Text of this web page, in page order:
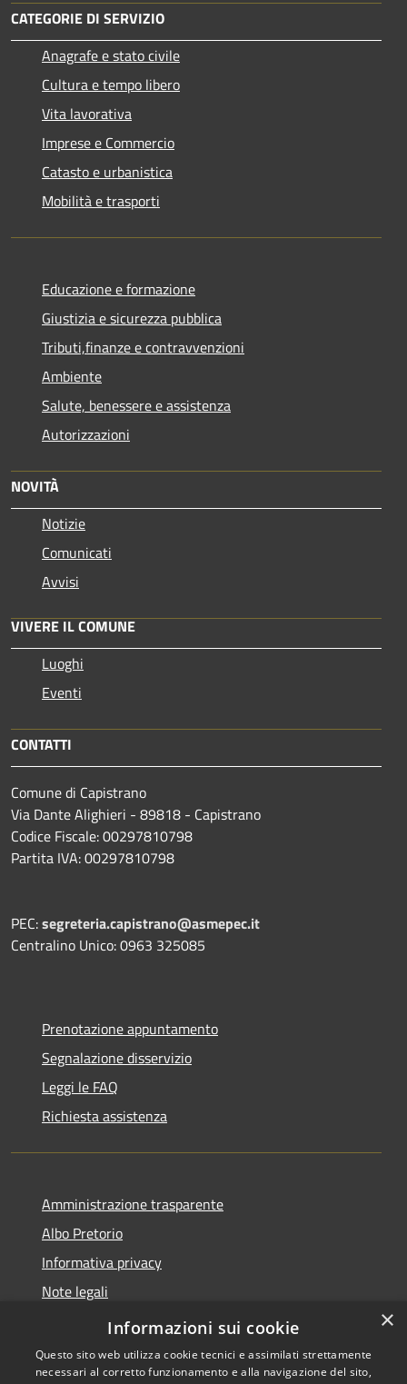
CATEGORIE DI SERVIZIO
Anagrafe e stato civile
Cultura e tempo libero
Vita lavorativa
Imprese e Commercio
Catasto e urbanistica
Mobilità e trasporti
Educazione e formazione
Giustizia e sicurezza pubblica
Tributi,finanze e contravvenzioni
Ambiente
Salute, benessere e assistenza
Autorizzazioni
NOVITÀ
Notizie
Comunicati
Avvisi
VIVERE IL COMUNE
Luoghi
Eventi
CONTATTI
Comune di Capistrano
Via Dante Alighieri - 89818 - Capistrano
Codice Fiscale: 00297810798
Partita IVA: 00297810798
PEC:segreteria.capistrano@asmepec.it
Centralino Unico: 0963 325085
Prenotazione appuntamento
Segnalazione disservizio
Leggi le FAQ
Richiesta assistenza
Amministrazione trasparente
Albo Pretorio
Informativa privacy
Note legali
Dichiarazione di accessibilità
×
Informazioni sui cookie
Questo sito web utilizza cookie tecnici e assimilati strettamente
necessari al corretto funzionamento e alla navigazione del sito,